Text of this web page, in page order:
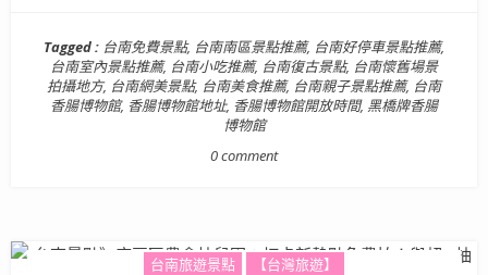
Tagged : 台南免費景點, 台南南區景點推薦, 台南好停車景點推薦,
台南室內景點推薦, 台南小吃推薦, 台南復古景點, 台南懷舊場景
拍攝地方, 台南網美景點, 台南美食推薦, 台南親子景點推薦, 台南
香腸博物館, 香腸博物館地址, 香腸博物館開放時間, 黑橋牌香腸
博物館
0 comment
台南旅遊景點 【台灣旅遊】